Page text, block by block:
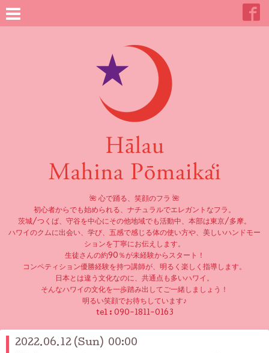
🌺 心で踊る、笑顔のフラ 🌺
初心者からでも始められる、ナチュラルでエレガントなフラ。
茨城/つくば、守谷を中心にその他地域でも活動中、本部は東京/多摩。
ハワイのクムに出会い、学び、五感で感じる体の使い方や、美しいハンドモー
ションを丁寧にお伝えします。
生徒さんの約90％が未経験からスタート！
コンペティション優勝経験を持つ講師が、明るく楽しく指導します。
日本とは違う文化なのに、共通点も多いハワイ。
そんなハワイの文化を一歩踏み出してご一緒しましょう！
明るい笑顔でお待ちしています♪
tel : 090-1811-0163
2022.06.12 (Sun) 00:00